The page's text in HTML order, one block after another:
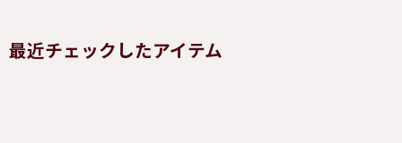
最近チェックしたアイテム